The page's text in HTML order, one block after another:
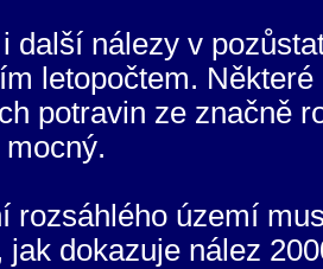
další nálezy v
letopočtem.
potravin ze značně
rozsáhlého území
jak dokazuje nález